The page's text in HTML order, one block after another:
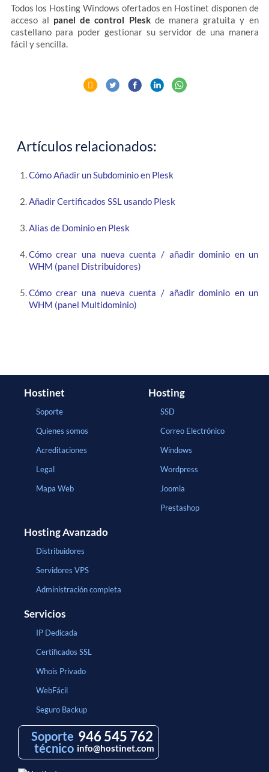
Todos los Hosting Windows ofertados en Hostinet disponen de
acceso al panel de control Plesk de manera gratuita y en
castellano para poder gestionar su servidor de una manera
fácil y sencilla.
Artículos relacionados:
Cómo Añadir un Subdominio en Plesk
Añadir Certificados SSL usando Plesk
Alias de Dominio en Plesk
Cómo crear una nueva cuenta / añadir dominio en un
WHM (panel Distribuidores)
Cómo crear una nueva cuenta / añadir dominio en un
WHM (panel Multidominio)
Hostinet
Soporte
Quienes somos
Acreditaciones
Legal
Mapa Web
Hosting
SSD
Correo Electrónico
Windows
Wordpress
Joomla
Prestashop
Hosting Avanzado
Distribuidores
Servidores VPS
Administración completa
Servicios
IP Dedicada
Certificados SSL
Whois Privado
WebFácil
Seguro Backup
Soporte
técnico
946 545 762
info@hostinet.com